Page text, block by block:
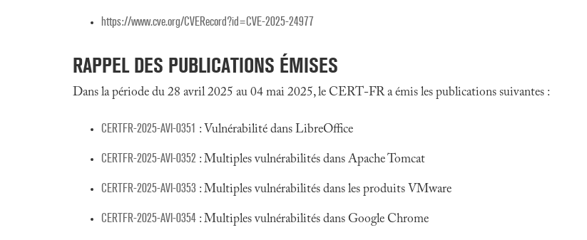
https://www.cve.org/CVERecord?id=CVE-2025-24977
RAPPEL DES PUBLICATIONS ÉMISES
Dans la période du 28 avril 2025 au 04 mai 2025, le CERT-FR a émis les publications suivantes :
CERTFR-2025-AVI-0351 : Vulnérabilité dans LibreOffice
CERTFR-2025-AVI-0352 : Multiples vulnérabilités dans Apache Tomcat
CERTFR-2025-AVI-0353 : Multiples vulnérabilités dans les produits VMware
CERTFR-2025-AVI-0354 : Multiples vulnérabilités dans Google Chrome